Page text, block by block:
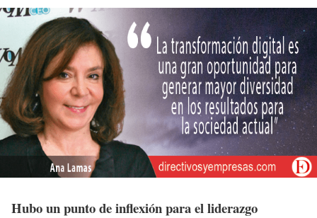
Hubo un punto de inflexión para el liderazgo